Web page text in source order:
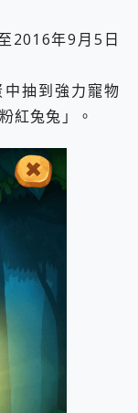
2016年9月5日
抽到強力寵物
粉紅兔兔」。